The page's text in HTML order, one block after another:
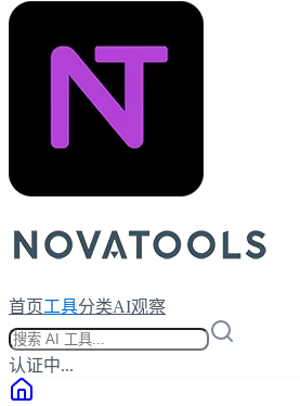
首页工具分类AI观察
认证中...